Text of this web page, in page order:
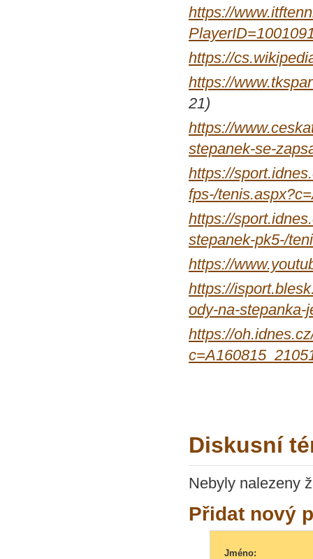
https://
https://
https://
21)
https://
stepanek-se-
https://
fps-/
https://
stepanek-pk5-/
https://
https://
ody-na-stepanka-
https://
Diskusní
Nebyly nalezeny
Přidat nový
Jméno: